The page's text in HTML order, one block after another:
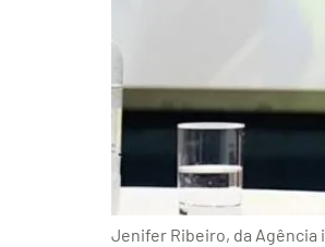
Jenifer Ribeiro, da Agência